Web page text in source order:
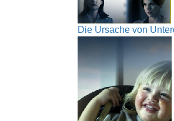
Die Ursache von